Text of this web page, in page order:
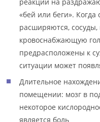
«бей или беги». Когда
расширяются, сосуды,
кровоснабжающую
предрасположены к
ситуации может
Длительное
помещении: мозг в
некоторое
является боль